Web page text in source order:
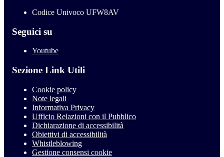
Codice Univoco UFW8AV
Seguici su
Youtube
Sezione Link Utili
Cookie policy
Note legali
Informativa Privacy
Ufficio Relazioni con il Pubblico
Dichiarazione di accessibilità
Obiettivi di accessibilità
Whistleblowing
Gestione consensi cookie